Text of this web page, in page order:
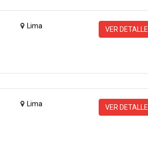
Lima VER DETALLE
Lima VER DETALLE